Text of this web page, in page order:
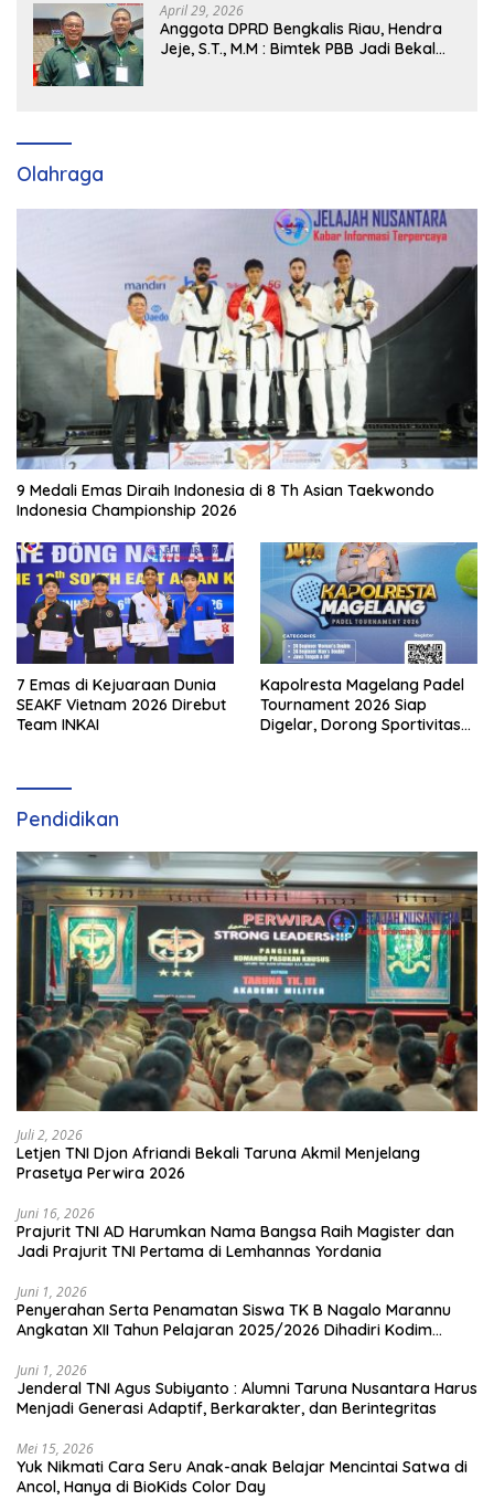
April 29, 2026
Anggota DPRD Bengkalis Riau, Hendra
Jeje, S.T., M.M : Bimtek PBB Jadi Bekal
Olahraga
9 Medali Emas Diraih Indonesia di 8 Th Asian Taekwondo
Indonesia Championship 2026
7 Emas di Kejuaraan Dunia
SEAKF Vietnam 2026 Direbut
Team INKAI
Kapolresta Magelang Padel
Tournament 2026 Siap
Digelar, Dorong Sportivitas
Pendidikan
Juli 2, 2026
Letjen TNI Djon Afriandi Bekali Taruna Akmil Menjelang
Prasetya Perwira 2026
Juni 16, 2026
Prajurit TNI AD Harumkan Nama Bangsa Raih Magister dan
Jadi Prajurit TNI Pertama di Lemhannas Yordania
Juni 1, 2026
Penyerahan Serta Penamatan Siswa TK B Nagalo Marannu
Angkatan XII Tahun Pelajaran 2025/2026 Dihadiri Kodim
Juni 1, 2026
Jenderal TNI Agus Subiyanto : Alumni Taruna Nusantara Harus
Menjadi Generasi Adaptif, Berkarakter, dan Berintegritas
Mei 15, 2026
Yuk Nikmati Cara Seru Anak-anak Belajar Mencintai Satwa di
Ancol, Hanya di BioKids Color Day